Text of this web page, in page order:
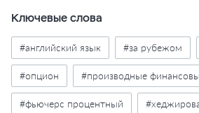
Ключевые слова
#английский язык #за рубежом
#опцион #производные
#фьючерс процентный